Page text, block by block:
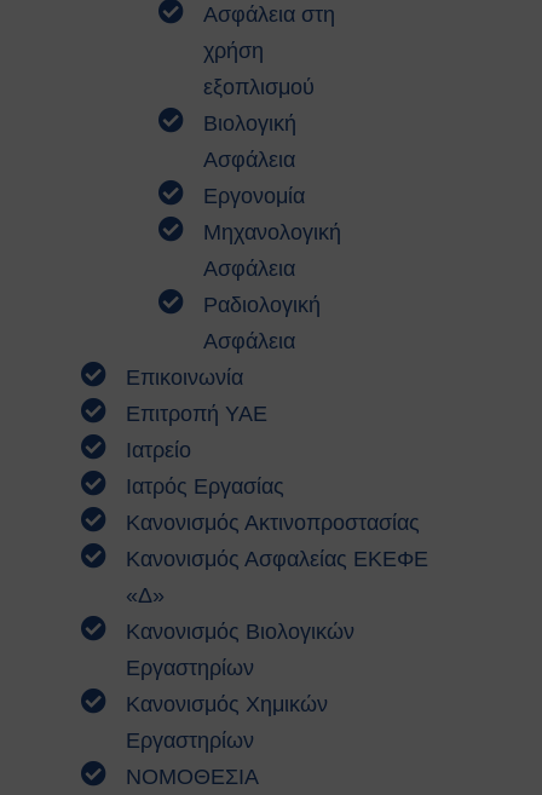
Οδηγίες για Επισκέπτες
for Visitors
Είσοδος Εκπαιδευόμενου
ΕΚΠΑΙΔΕΥΣΗ
Πρώτες Βοήθειες
Μαθήματα καρδιοαναπνευστικής
αναζωογόνησης (ΚΑΡΠΑ) και
Χάιμλιχ)
Σήμανση και Σύμβολα
Εργαστηριακή Ασφάλεια
Χημικοί Κίνδυνοι
Ραδιολογική Ασφάλεια
Ασφάλεια στη χρήση εξοπλισμού
Εργονομία
Ασφαλείς μετακινήσεις
Ηλεκτρικοί κίνδυνοι
Πυρασφάλεια
Εργασίες σε ύψος
ΝΟΜΟΘΕΣΙΑ
Εθνική Νομοθεσία
Ασφάλεια στη
χρήση
εξοπλισμού
Βιολογική
Ασφάλεια
Εργονομία
Μηχανολογική
Ασφάλεια
Ραδιολογική
Ασφάλεια
Επικοινωνία
Επιτροπή ΥΑΕ
Ιατρείο
Ιατρός Εργασίας
Κανονισμός Ακτινοπροστασίας
Κανονισμός Ασφαλείας ΕΚΕΦΕ
«Δ»
Κανονισμός Βιολογικών
Εργαστηρίων
Κανονισμός Χημικών
Εργαστηρίων
ΝΟΜΟΘΕΣΙΑ